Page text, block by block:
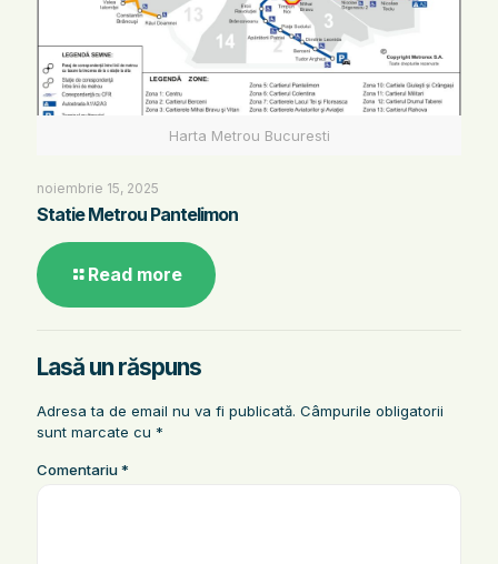
Harta Metrou Bucuresti
noiembrie 15, 2025
Statie Metrou Pantelimon
Read more
Lasă un răspuns
Adresa ta de email nu va fi publicată. Câmpurile obligatorii
sunt marcate cu *
Comentariu*